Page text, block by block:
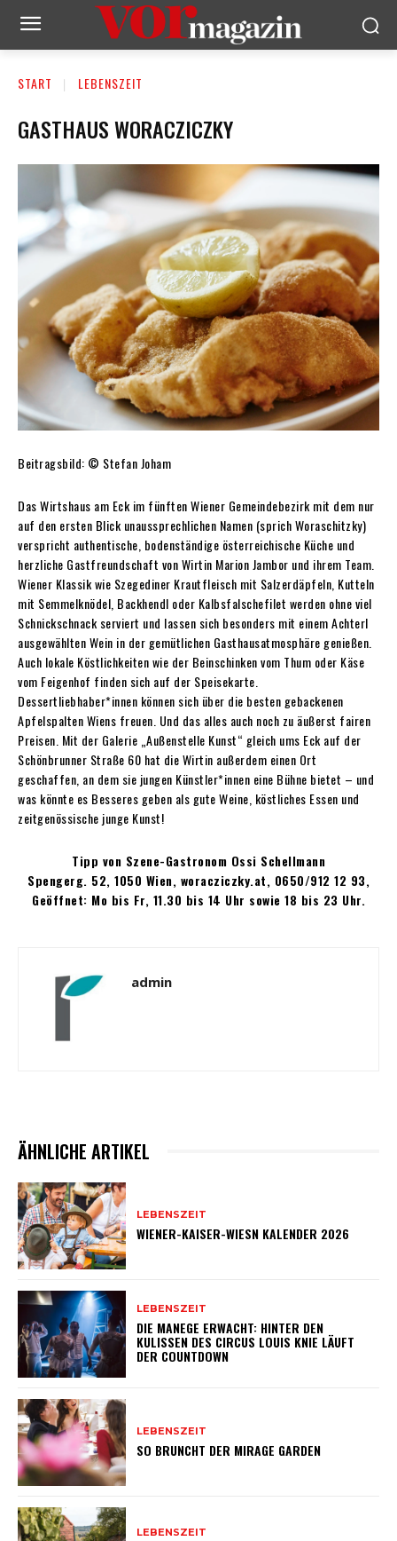
START LEBENSZEIT
GASTHAUS WORACZICZKY
Beitragsbild: © Stefan Joham
Das Wirtshaus am Eck im fünften Wiener Gemeindebezirk mit dem nur
auf den ersten Blick unaussprechlichen Namen (sprich Woraschitzky)
verspricht authentische, bodenständige österreichische Küche und
herzliche Gastfreundschaft von Wirtin Marion Jambor und ihrem Team.
Wiener Klassik wie Szegediner Krautfleisch mit Salzerdäpfeln, Kutteln
mit Semmelknödel, Backhendl oder Kalbsfalschefilet werden ohne viel
Schnickschnack serviert und lassen sich besonders mit einem Achterl
ausgewählten Wein in der gemütlichen Gasthausatmosphäre genießen.
Auch lokale Köstlichkeiten wie der Beinschinken vom Thum oder Käse
vom Feigenhof finden sich auf der Speisekarte.
Dessertliebhaber*innen können sich über die besten gebackenen
Apfelspalten Wiens freuen. Und das alles auch noch zu äußerst fairen
Preisen. Mit der Galerie „Außenstelle Kunst“ gleich ums Eck auf der
Schönbrunner Straße 60 hat die Wirtin außerdem einen Ort
geschaffen, an dem sie jungen Künstler*innen eine Bühne bietet – und
was könnte es Besseres geben als gute Weine, köstliches Essen und
zeitgenössische junge Kunst!
Tipp von Szene-Gastronom Ossi Schellmann
Spengerg. 52, 1050 Wien, woracziczky.at, 0650/912 12 93,
Geöffnet: Mo bis Fr, 11.30 bis 14 Uhr sowie 18 bis 23 Uhr.
admin
ÄHNLICHE ARTIKEL
LEBENSZEIT
WIENER-KAISER-WIESN KALENDER 2026
LEBENSZEIT
DIE MANEGE ERWACHT: HINTER DEN
KULISSEN DES CIRCUS LOUIS KNIE LÄUFT
DER COUNTDOWN
LEBENSZEIT
SO BRUNCHT DER MIRAGE GARDEN
LEBENSZEIT